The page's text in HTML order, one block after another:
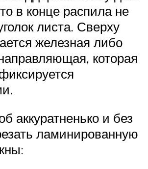
в конце распила не
листа. Сверху
железная либо
которая
аккуратненько и без
ламинированную